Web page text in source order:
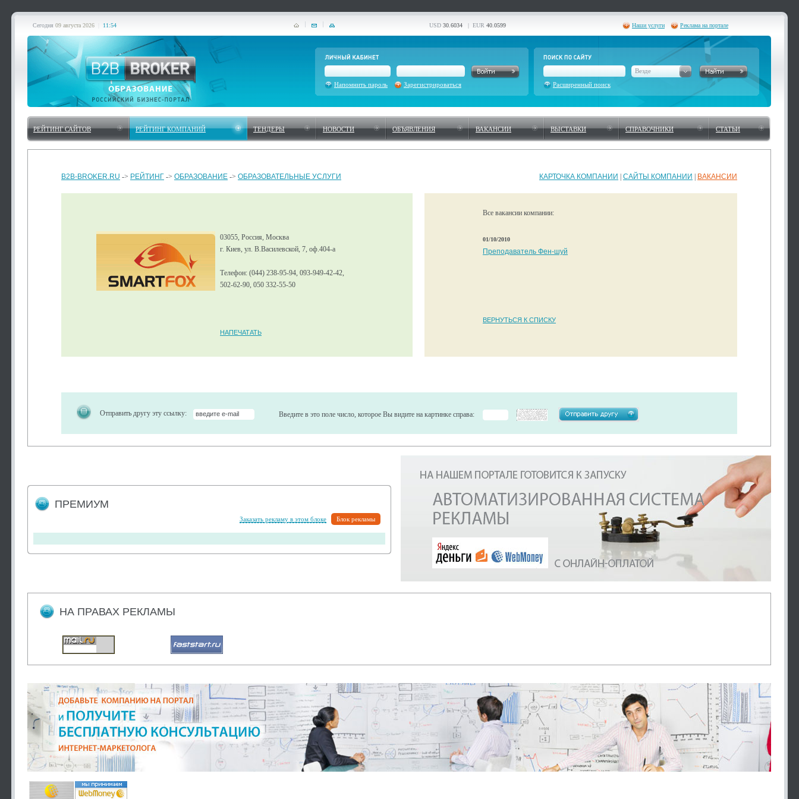
Сегодня 09 августа 2026 11:54 USD 30.6034 | EUR 40.0599 Наши услуги Реклама на портале
Напомнить пароль Зарегистрироваться
Везде
Расширенный поиск
РЕЙТИНГ САЙТОВ РЕЙТИНГ КОМПАНИЙ ТЕНДЕРЫ НОВОСТИ ОБЪЯВЛЕНИЯ ВАКАНСИИ ВЫСТАВКИ СПРАВОЧНИКИ СТАТЬИ
B2B-BROKER.RU -> РЕЙТИНГ -> ОБРАЗОВАНИЕ -> ОБРАЗОВАТЕЛЬНЫЕ УСЛУГИ КАРТОЧКА КОМПАНИИ САЙТЫ КОМПАНИИ ВАКАНСИИ
03055, Россия, Москва
г. Киев, ул. В.Василевской, 7, оф.404-а
Телефон: (044) 238-95-94, 093-949-42-42,
502-62-90, 050 332-55-50
НАПЕЧАТАТЬ
Все вакансии компании:
01/10/2010
Преподаватель Фен-шуй
ВЕРНУТЬСЯ К СПИСКУ
Отправить другу эту ссылку: Введите в это поле число, которое Вы видите на картинке справа:
ПРЕМИУМ
Заказать рекламу в этом блоке Блок рекламы
НА ПРАВАХ РЕКЛАМЫ